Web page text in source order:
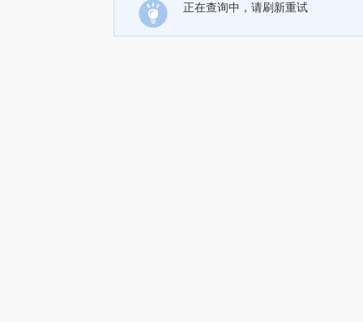
正在查询中，请刷新重试